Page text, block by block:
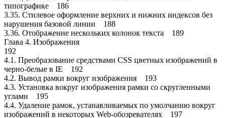
типографике 186
3.35. Стилевое оформление верхних и нижних индексов без
нарушения базовой линии 188
3.36. Отображение нескольких колонок текста 189
Глава 4. Изображения
192
4.1. Преобразование средствами CSS цветных изображений в
черно-белые в IE 192
4.2. Вывод рамки вокруг изображения 193
4.3. Установка вокруг изображения рамки со скругленными
углами 195
4.4. Удаление рамок, устанавливаемых по умолчанию вокруг
изображений в некоторых Web-обозревателях 197